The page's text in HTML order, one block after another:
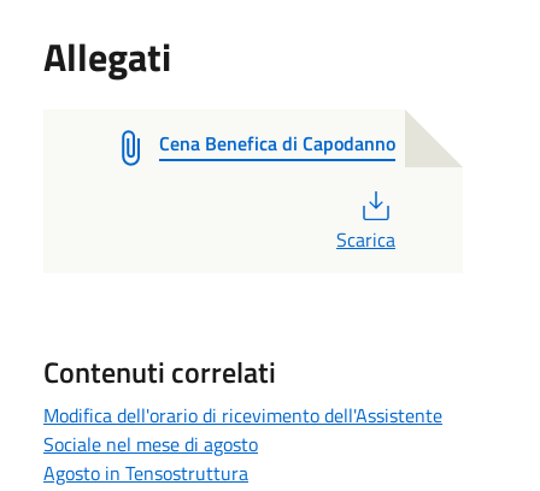
Allegati
Cena Benefica di Capodanno
Scarica
Contenuti correlati
Modifica dell'orario di ricevimento dell'Assistente
Sociale nel mese di agosto
Agosto in Tensostruttura